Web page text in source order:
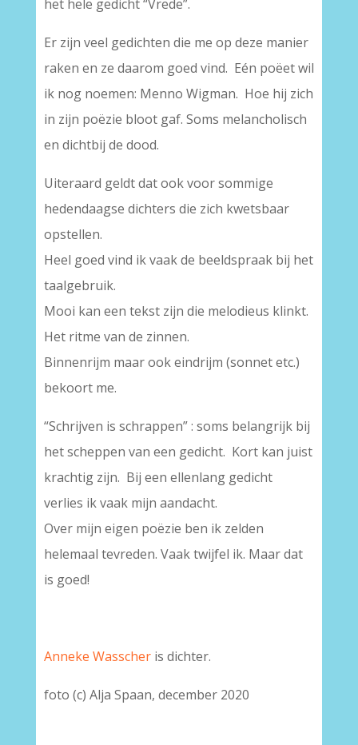
het hele gedicht “Vrede”.
Er zijn veel gedichten die me op deze manier
raken en ze daarom goed vind. Eén poëet wil
ik nog noemen: Menno Wigman. Hoe hij zich
in zijn poëzie bloot gaf. Soms melancholisch
en dichtbij de dood.
Uiteraard geldt dat ook voor sommige
hedendaagse dichters die zich kwetsbaar
opstellen.
Heel goed vind ik vaak de beeldspraak bij het
taalgebruik.
Mooi kan een tekst zijn die melodieus klinkt.
Het ritme van de zinnen.
Binnenrijm maar ook eindrijm (sonnet etc.)
bekoort me.
“Schrijven is schrappen” : soms belangrijk bij
het scheppen van een gedicht. Kort kan juist
krachtig zijn. Bij een ellenlang gedicht
verlies ik vaak mijn aandacht.
Over mijn eigen poëzie ben ik zelden
helemaal tevreden. Vaak twijfel ik. Maar dat
is goed!
Anneke Wasscheris dichter.
foto (c) Alja Spaan, december 2020